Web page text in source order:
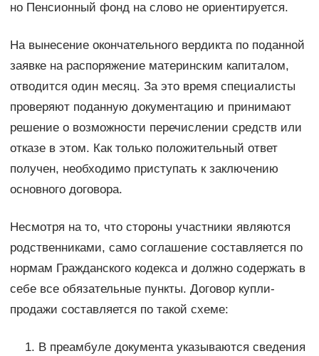
но Пенсионный фонд на слово не ориентируется.
На вынесение окончательного вердикта по поданной
заявке на распоряжение материнским капиталом,
отводится один месяц. За это время специалисты
проверяют поданную документацию и принимают
решение о возможности перечислении средств или
отказе в этом. Как только положительный ответ
получен, необходимо приступать к заключению
основного договора.
Несмотря на то, что стороны участники являются
родственниками, само соглашение составляется по
нормам Гражданского кодекса и должно содержать в
себе все обязательные пункты. Договор купли-
продажи составляется по такой схеме:
В преамбуле документа указываются сведения